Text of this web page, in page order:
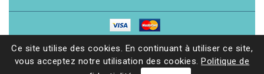
Ce site utilise des cookies. En continuant à utiliser ce site,
vous acceptez notre utilisation des cookies. Politique de
© 2026 - Librairie 7ici| Site web réalisé par Ethicweb